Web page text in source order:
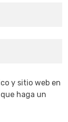
y sitio web en
haga un